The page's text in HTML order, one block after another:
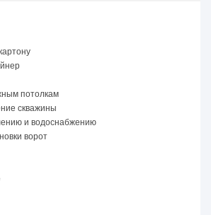
потолкам
скважины
и водоснабжению
ворот